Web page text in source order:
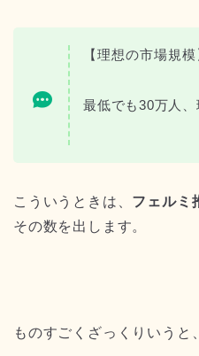
【理想の市場規模
最低でも30万人
こういうときは、 フェルミ
その数を出します。
ものすごくざっくりいうと、